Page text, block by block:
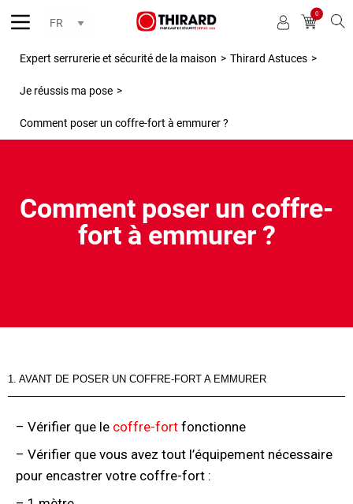
0
Expert serrurerie et sécurité de la maison > Thirard Astuces >
Je réussis ma pose >
Comment poser un coffre-fort à emmurer ?
Comment poser un coffre-
fort à emmurer ?
1. AVANT DE POSER UN COFFRE-FORT A EMMURER
– Vérifier que le coffre-fort fonctionne
– Vérifier que vous avez tout l’équipement nécessaire
pour encastrer votre coffre-fort :